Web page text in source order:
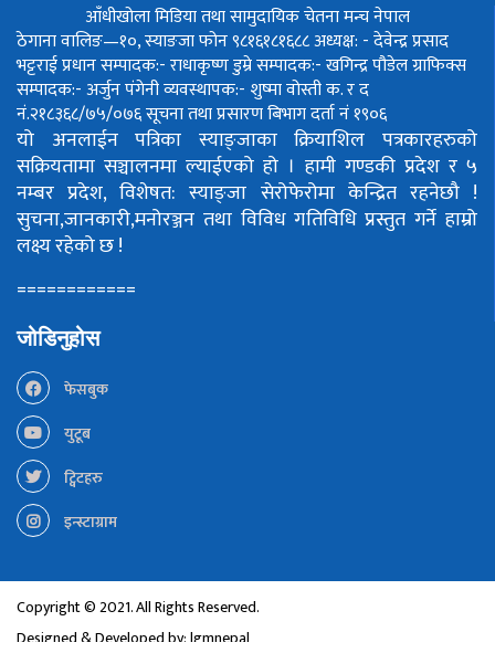
आँधीखोला मिडिया तथा सामुदायिक चेतना मन्च नेपाल
ठेगाना वालिङ—१०, स्याङजा फोन ९८१६१८१६८८अध्यक्ष: - देवेन्द्र प्रसाद
भट्टराईप्रधान सम्पादक:- राधाकृष्ण डुम्रेसम्पादक:- खगिन्द्र पौडेलग्राफिक्स
सम्पादक:- अर्जुन पंगेनीव्यवस्थापक:- शुष्मा वोस्तीक. र द
नं.२१८३६८/७५/०७६सूचना तथा प्रसारण बिभाग दर्ता नं १९०६
यो अनलाईन पत्रिका स्याङ्जाका क्रियाशिल पत्रकारहरुको
सक्रियतामा सञ्चालनमा ल्याईएको हो । हामी गण्डकी प्रदेश र ५
नम्बर प्रदेश, विशेषत: स्याङ्जा सेरोफेरोमा केन्द्रित रहनेछौ !
सुचना,जानकारी,मनोरञ्जन तथा विविध गतिविधि प्रस्तुत गर्ने हाम्रो
लक्ष्य रहेको छ !
============
जोडिनुहोस
फेसबुक
युटूब
ट्विटहरु
इन्स्टाग्राम
Copyright © 2021. All Rights Reserved.
Designed & Developed by:lgmnepal